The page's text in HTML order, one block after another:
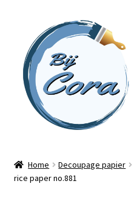
naar
navigatie
inhoud
Workshops
Home Decoupage papier
rice paper no.881